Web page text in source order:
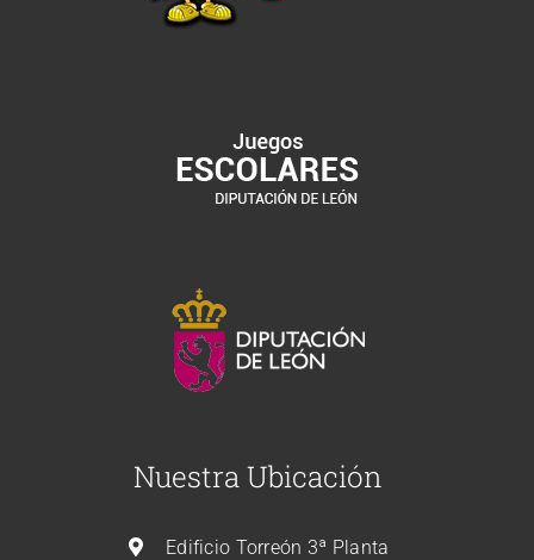
Nuestra Ubicación
Edificio Torreón 3ª Planta